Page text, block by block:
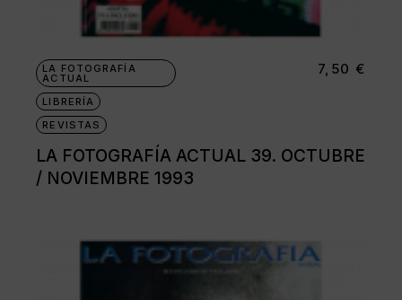
LA FOTOGRAFÍA
ACTUAL
LIBRERÍA
REVISTAS
LA FOTOGRAFÍA ACTUAL 39. OCTUBRE
/ NOVIEMBRE 1993
7,50 €